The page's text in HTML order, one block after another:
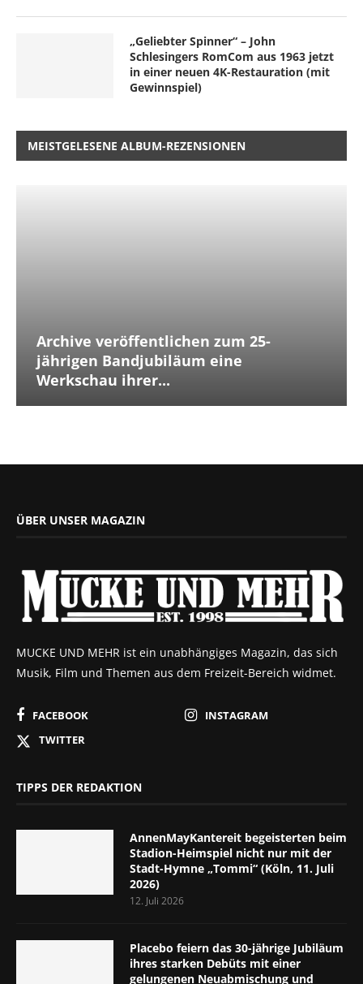
„Geliebter Spinner“ – John
Schlesingers RomCom aus 1963 jetzt
in einer neuen 4K-Restauration (mit
Gewinnspiel)
MEISTGELESENE ALBUM-REZENSIONEN
Archive veröffentlichen zum 25-
jährigen Bandjubiläum eine
Werkschau ihrer...
ÜBER UNSER MAGAZIN
MUCKE UND MEHR ist ein unabhängiges Magazin, das sich
Musik, Film und Themen aus dem Freizeit-Bereich widmet.
FACEBOOK
INSTAGRAM
TWITTER
TIPPS DER REDAKTION
AnnenMayKantereit begeisterten beim
Stadion-Heimspiel nicht nur mit der
Stadt-Hymne „Tommi“ (Köln, 11. Juli
2026)
12. Juli 2026
Placebo feiern das 30-jährige Jubiläum
ihres starken Debüts mit einer
gelungenen Neuabmischung und